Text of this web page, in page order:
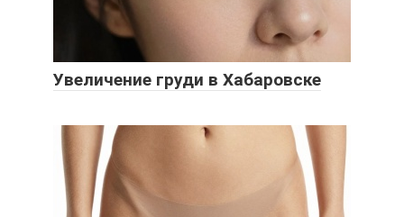
Увеличение груди в Хабаровске